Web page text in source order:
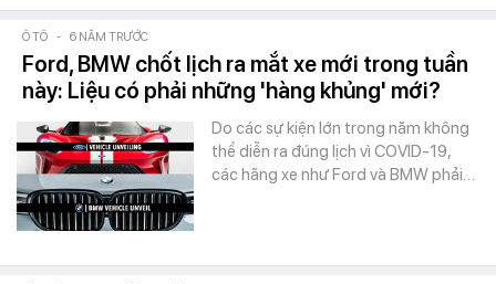
Ô TÔ - 6 NĂM TRƯỚC
Ford, BMW chốt lịch ra mắt xe mới trong tuần
này: Liệu có phải những 'hàng khủng' mới?
Do các sự kiện lớn trong năm không
thể diễn ra đúng lịch vì COVID-19,
các hãng xe như Ford và BMW phải…